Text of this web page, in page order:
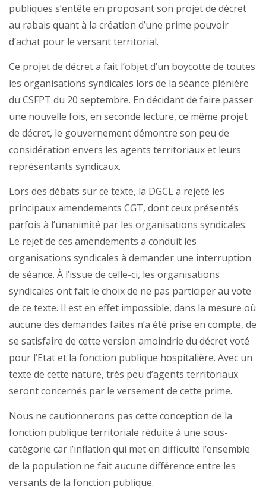
publiques s’entête en proposant son projet de décret
au rabais quant à la création d’une prime pouvoir
d’achat pour le versant territorial.
Ce projet de décret a fait l’objet d’un boycotte de toutes
les organisations syndicales lors de la séance plénière
du CSFPT du 20 septembre. En décidant de faire passer
une nouvelle fois, en seconde lecture, ce même projet
de décret, le gouvernement démontre son peu de
considération envers les agents territoriaux et leurs
représentants syndicaux.
Lors des débats sur ce texte, la DGCL a rejeté les
principaux amendements CGT, dont ceux présentés
parfois à l’unanimité par les organisations syndicales.
Le rejet de ces amendements a conduit les
organisations syndicales à demander une interruption
de séance. À l’issue de celle-ci, les organisations
syndicales ont fait le choix de ne pas participer au vote
de ce texte. Il est en effet impossible, dans la mesure où
aucune des demandes faites n’a été prise en compte, de
se satisfaire de cette version amoindrie du décret voté
pour l’Etat et la fonction publique hospitalière. Avec un
texte de cette nature, très peu d’agents territoriaux
seront concernés par le versement de cette prime.
Nous ne cautionnerons pas cette conception de la
fonction publique territoriale réduite à une sous-
catégorie car l’inflation qui met en difficulté l’ensemble
de la population ne fait aucune différence entre les
versants de la fonction publique.